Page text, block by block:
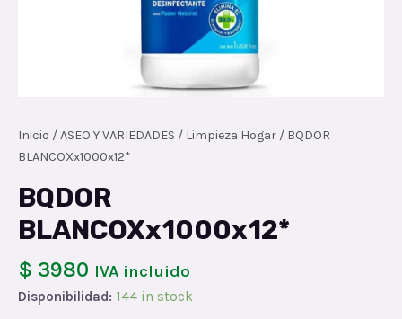
Inicio /ASEO Y VARIEDADES / Limpieza Hogar / BQDOR
BLANCOXx1000x12*
BQDOR
BLANCOXx1000x12*
$ 3980 IVA incluido
Disponibilidad: 144 in stock